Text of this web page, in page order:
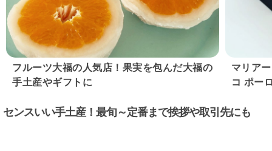
フルーツ大福の人気店！果実を包んだ大福の
手土産やギフトに
マリア
コ ポー
センスいい手土産！最旬～定番まで挨拶や取引先にも